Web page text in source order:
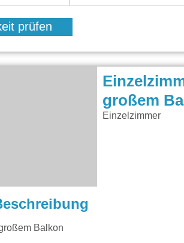
prüfen
großem
Einzelzimmer
Balkon